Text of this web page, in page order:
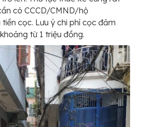
có CCCD/CMND/hộ
cọc. Lưu ý chi phí cọc đảm
từ 1 triệu đồng.